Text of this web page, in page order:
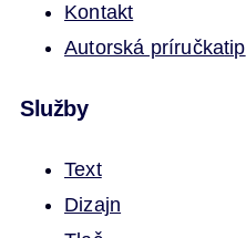
Kontakt
Autorská príručkatip
Služby
Text
Dizajn